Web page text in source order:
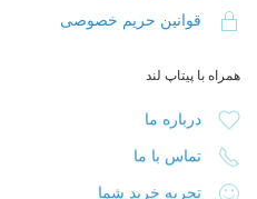
قوانین حریم خصوصی
همراه با پیتاپ لند
درباره ما
تماس با ما
تجربه خرید شما